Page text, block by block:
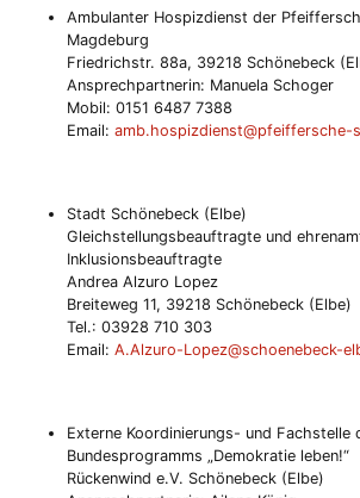
Ambulanter Hospizdienst der
Magdeburg
Friedrichstr. 88a, 39218 Schönebeck
Ansprechpartnerin: Manuela Schoger
Mobil: 0151 6487 7388
Email: amb.hospizdienst@pfeiffersche-
Stadt Schönebeck (Elbe)
Gleichstellungsbeauftragte und
Inklusionsbeauftragte
Andrea Alzuro Lopez
Breiteweg 11, 39218 Schönebeck (Elbe)
Tel.: 03928 710 303
Email: A.Alzuro-Lopez@schoenebeck-
Externe Koordinierungs- und Fachstelle
Bundesprogramms „Demokratie leben!“
Rückenwind e.V. Schönebeck (Elbe)